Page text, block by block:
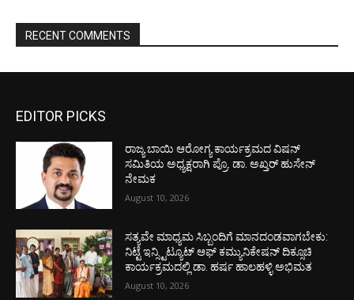
RECENT COMMENTS
EDITOR PICKS
ರಾಜ್ಯ ಬಾಯಿ ಆರೋಗ್ಯ ಕಾರ್ಯಕ್ರಮದ ವಿಷನ್
ಸಮಿತಿಯ ಅಧ್ಯಕ್ಷರಾಗಿ ಪ್ರೊ. ಡಾ. ಅಖ್ತರ್ ಹುಸೇನ್
ನೇಮಕ
August 10, 2026
ಸತ್ಯವೇ ಮಾಧ್ಯಮ ಸಿಬ್ಬಂದಿಗೆ ಮಾನದಂಡವಾಗಬೇಕು:
ನಿಟ್ಟೆ ಇನ್ಸ್ಟಿಟ್ಯೂಟ್ ಆಫ್ ಕಮ್ಯುನಿಕೇಷನ್ ದಿಕ್ಸೂಚಿ
ಕಾರ್ಯಕ್ರಮದಲ್ಲಿ ಡಾ. ಹರ್ಷ ಹಾಲಹಳ್ಳಿ ಅಭಿಮತ
August 10, 2026